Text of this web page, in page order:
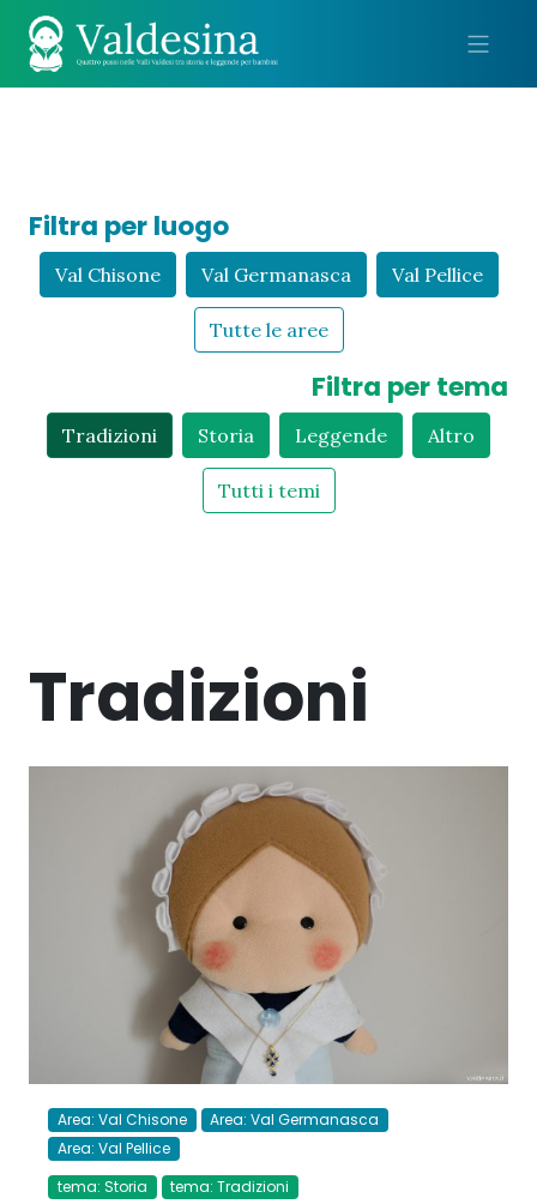
Filtra per luogo
Val Chisone Val Germanasca Val Pellice
Tutte le aree
Filtra per tema
Tradizioni Storia Leggende Altro
Tutti i temi
Tradizioni
Area: Val Chisone
Area: Val Germanasca
Area: Val Pellice
tema: Storia
tema: Tradizioni